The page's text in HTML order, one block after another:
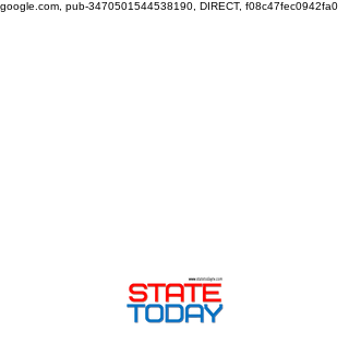
google.com, pub-3470501544538190, DIRECT, f08c47fec0942fa0